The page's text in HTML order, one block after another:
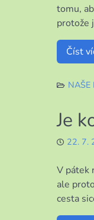
tomu,
protože
Číst
NAŠE
Je
22. 7.
V pátek
ale
cesta